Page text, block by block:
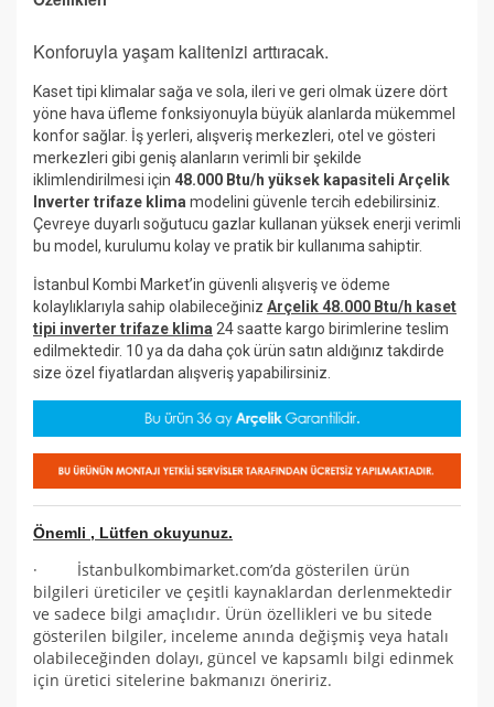
Konforuyla yaşam kalitenizi arttıracak.
Kaset tipi klimalar sağa ve sola, ileri ve geri olmak üzere dört
yöne hava üfleme fonksiyonuyla büyük alanlarda mükemmel
konfor sağlar. İş yerleri, alışveriş merkezleri, otel ve gösteri
merkezleri gibi geniş alanların verimli bir şekilde
iklimlendirilmesi için 48.000 Btu/h yüksek kapasiteli Arçelik
Inverter trifaze klima modelini güvenle tercih edebilirsiniz.
Çevreye duyarlı soğutucu gazlar kullanan yüksek enerji verimli
bu model, kurulumu kolay ve pratik bir kullanıma sahiptir.
İstanbul Kombi Market’in güvenli alışveriş ve ödeme
kolaylıklarıyla sahip olabileceğiniz Arçelik 48.000 Btu/h kaset
tipi inverter trifaze klima 24 saatte kargo birimlerine teslim
edilmektedir. 10 ya da daha çok ürün satın aldığınız takdirde
size özel fiyatlardan alışveriş yapabilirsiniz.
Önemli , Lütfen okuyunuz.
· İstanbulkombimarket.com’da gösterilen ürün
bilgileri üreticiler ve çeşitli kaynaklardan derlenmektedir
ve sadece bilgi amaçlıdır. Ürün özellikleri ve bu sitede
gösterilen bilgiler, inceleme anında değişmiş veya hatalı
olabileceğinden dolayı, güncel ve kapsamlı bilgi edinmek
için üretici sitelerine bakmanızı öneririz.